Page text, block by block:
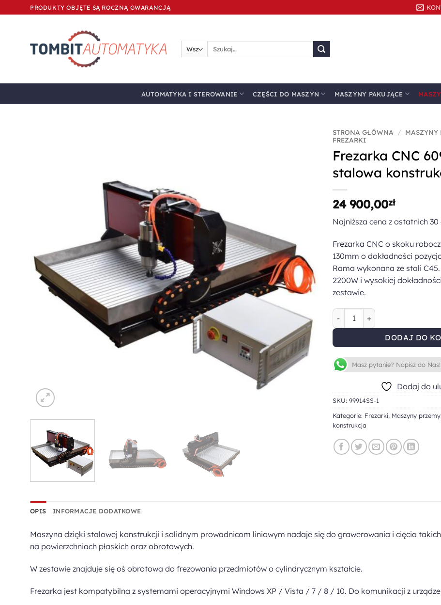
do
PRODUKTY OBJĘTE SĄ ROCZNĄ GWARANCJĄ
Szukaj:
AUTOMATYKA I STEROWANIE CZĘŚCI DO MASZYN MASZYNY PAKUJĄCE
STRONA GŁÓWNA / MASZYNY
FREZARKI
Frezarka CNC
stalowa
24 900,00zł
Najniższa cena z ostatnich 30
Frezarka CNC o skoku
130mm o dokładności
Rama wykonana ze stali
2200W i wysokiej
zestawie.
ilość Frezarka CNC 6090 2.2kW
DODAJ DO
Masz pytanie? Napisz do Nas!
Dodaj do
SKU: 99914SS-1
Kategorie: Frezarki, Maszyny
konstrukcja
OPIS INFORMACJE DODATKOWE
Maszyna dzięki stalowej konstrukcji i solidnym prowadnicom liniowym nadaje się do grawerowania i cięcia
na powierzchniach płaskich oraz obrotowych.
W zestawie znajduje się oś obrotowa do frezowania przedmiotów o cylindrycznym kształcie.
Frezarka jest kompatybilna z systemami operacyjnymi Windows XP / Vista / 7 / 8 / 10. Do komunikacji z